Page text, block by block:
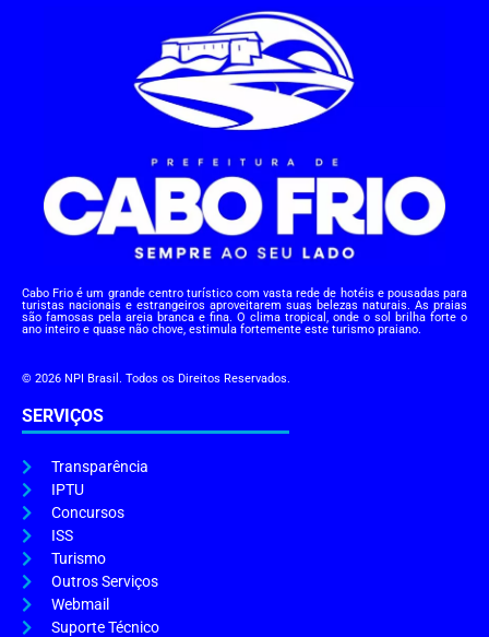
Cabo Frio é um grande centro turístico com vasta rede de hotéis e pousadas para
turistas nacionais e estrangeiros aproveitarem suas belezas naturais. As praias
são famosas pela areia branca e fina. O clima tropical, onde o sol brilha forte o
ano inteiro e quase não chove, estimula fortemente este turismo praiano.
© 2026 NPI Brasil. Todos os Direitos Reservados.
SERVIÇOS
Transparência
IPTU
Concursos
ISS
Turismo
Outros Serviços
Webmail
Suporte Técnico